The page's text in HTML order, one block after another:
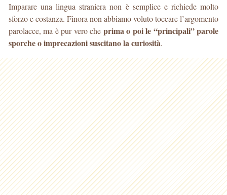
Imparare una lingua straniera non è semplice e richiede molto
sforzo e costanza. Finora non abbiamo voluto toccare l’argomento
parolacce, ma è pur vero che prima o poi le “principali”parole
sporche o imprecazioni suscitano la curiosità.